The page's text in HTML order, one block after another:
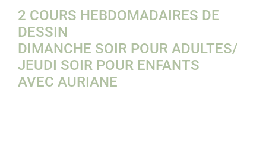
2 COURS HEBDOMADAIRES DE
DESSIN
DIMANCHE SOIR POUR ADULTES/
JEUDI SOIR POUR ENFANTS
AVEC AURIANE